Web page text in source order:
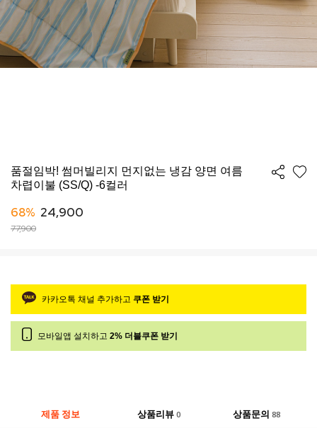
품절임박! 썸머빌리지 먼지없는 냉감 양면 여름
차렵이불 (SS/Q) -6컬러
68% 24,900
77,900
카카오톡 채널 추가하고 쿠폰 받기
모바일앱 설치하고 2% 더블쿠폰 받기
제품 정보 상품리뷰 0 상품문의88